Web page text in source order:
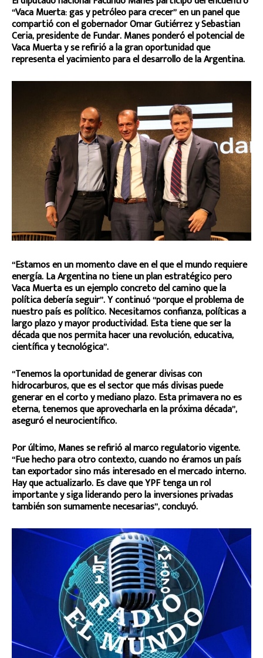
“Vaca Muerta: gas y petróleo para crecer” en un panel que
compartió con el gobernador Omar Gutiérrez y Sebastian
Ceria, presidente de Fundar. Manes ponderó el potencial de
Vaca Muerta y se refirió a la gran oportunidad que
representa el yacimiento para el desarrollo de la Argentina.
“Estamos en un momento clave en el que el mundo requiere
energía. La Argentina no tiene un plan estratégico pero
Vaca Muerta es un ejemplo concreto del camino que la
política debería seguir”. Y continuó “porque el problema de
nuestro país es político. Necesitamos confianza, políticas a
largo plazo y mayor productividad. Esta tiene que ser la
década que nos permita hacer una revolución, educativa,
científica y tecnológica”.
“Tenemos la oportunidad de generar divisas con
hidrocarburos, que es el sector que más divisas puede
generar en el corto y mediano plazo. Esta primavera no es
eterna, tenemos que aprovecharla en la próxima década”,
aseguró el neurocientífico.
Por último, Manes se refirió al marco regulatorio vigente.
“Fue hecho para otro contexto, cuando no éramos un país
tan exportador sino más interesado en el mercado interno.
Hay que actualizarlo. Es clave que YPF tenga un rol
importante y siga liderando pero la inversiones privadas
también son sumamente necesarias”, concluyó.